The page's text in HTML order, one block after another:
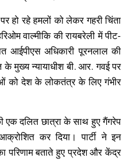
हो रहे हमलों को लेकर गहरी चिंता
वाल्मीकि की रायबरेली में पीट-
आईपीएस अधिकारी पूरनलाल की
मुख्य न्यायाधीश बी. आर. गवई पर
को देश के लोकतंत्र के लिए गंभीर
दलित छात्रा के साथ हुए गैंगरेप
कर दिया। पार्टी ने इन
परिणाम बताते हुए प्रदेश और केंद्र